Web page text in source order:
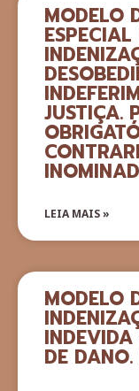
MODELO
JUSTIÇA.
LEIA MAIS »
MODELO
INDEVIDA
DE